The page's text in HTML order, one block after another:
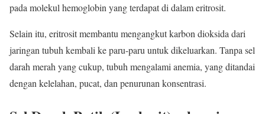
pada molekul hemoglobin yang terdapat di dalam eritrosit.
Selain itu, eritrosit membantu mengangkut karbon dioksida dari
jaringan tubuh kembali ke paru-paru untuk dikeluarkan. Tanpa sel
darah merah yang cukup, tubuh mengalami anemia, yang ditandai
dengan kelelahan, pucat, dan penurunan konsentrasi.